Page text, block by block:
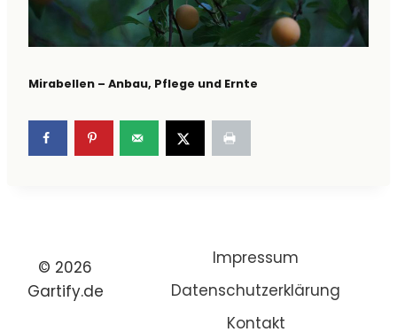
Mirabellen – Anbau, Pflege und Ernte
© 2026
Gartify.de
Impressum
Datenschutzerklärung
Kontakt